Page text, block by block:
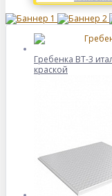
Гребенка BT-3
краской